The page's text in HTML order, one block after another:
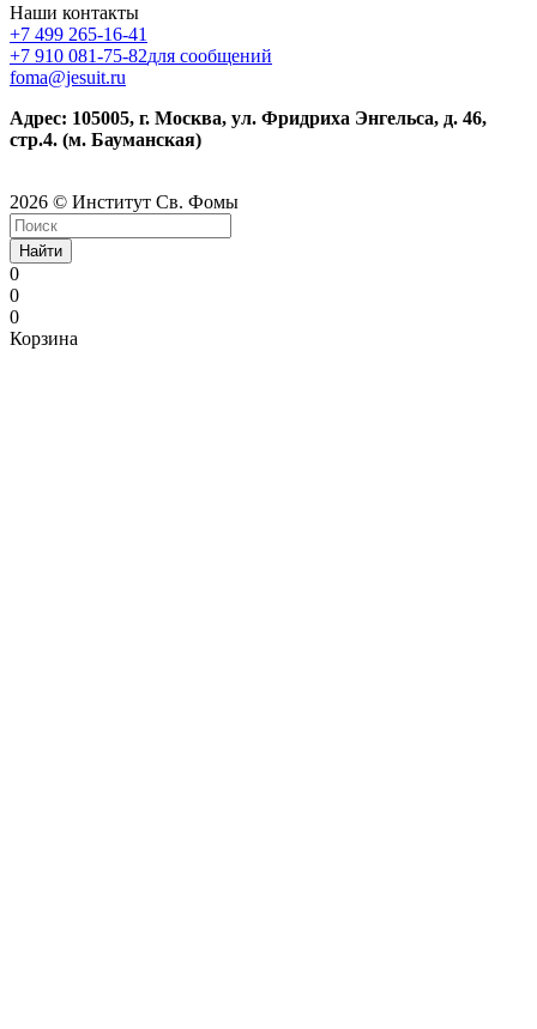
Наши контакты
+7 499 265-16-41
+7 910 081-75-82для сообщений
foma@jesuit.ru
Адрес: 105005, г. Москва, ул. Фридриха Энгельса, д. 46,
стр.4. (м. Бауманская)
2026 © Институт Св. Фомы
Найти
0
0
0
Корзина